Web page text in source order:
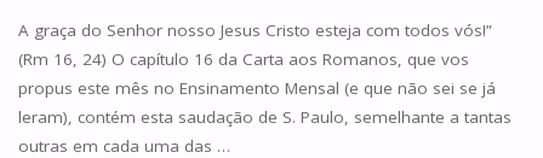
BERÇO
DO
AMOR"
A graça do Senhor nosso Jesus Cristo esteja com todos vós!”
(Rm 16, 24) O capítulo 16 da Carta aos Romanos, que vos
propus este mês no Ensinamento Mensal (e que não sei se já
leram), contém esta saudação de S. Paulo, semelhante a tantas
outras em cada uma das …